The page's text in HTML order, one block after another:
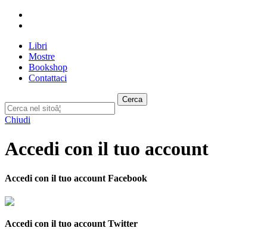
Libri
Mostre
Bookshop
Contattaci
Cerca
Chiudi
Accedi con il tuo account
Accedi con il tuo account Facebook
Accedi con il tuo account Twitter